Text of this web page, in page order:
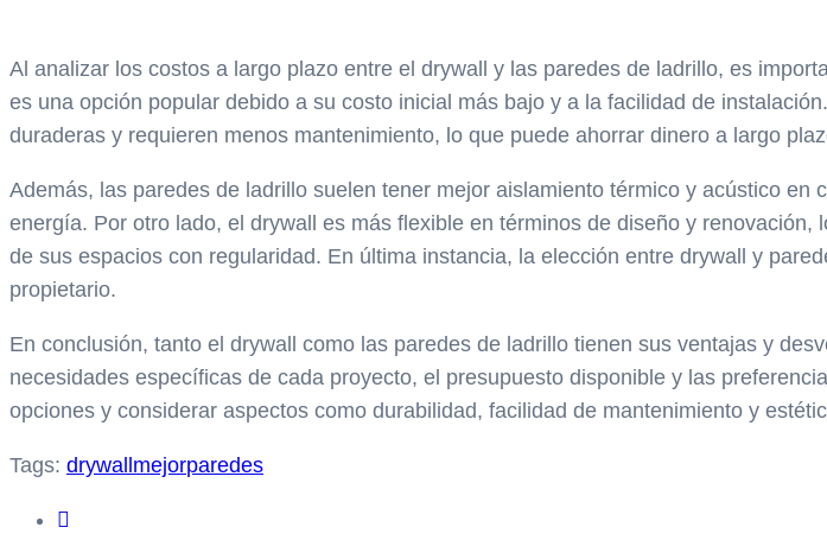
Al analizar los costos a largo plazo entre el drywall y las paredes de ladrillo, es
es una opción popular debido a su costo inicial más bajo y a la facilidad de
duraderas y requieren menos mantenimiento, lo que puede ahorrar dinero a largo
Además, las paredes de ladrillo suelen tener mejor aislamiento térmico y acústico
energía. Por otro lado, el drywall es más flexible en términos de diseño y
de sus espacios con regularidad. En última instancia, la elección entre drywall y
propietario.
En conclusión, tanto el drywall como las paredes de ladrillo tienen sus ventajas y
necesidades específicas de cada proyecto, el presupuesto disponible y las
opciones y considerar aspectos como durabilidad, facilidad de mantenimiento y
Tags: drywallmejorparedes